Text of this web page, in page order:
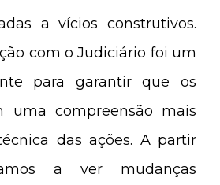
a vícios construtivos.
com o Judiciário foi um
para garantir que os
uma compreensão mais
das ações. A partir
a ver mudanças